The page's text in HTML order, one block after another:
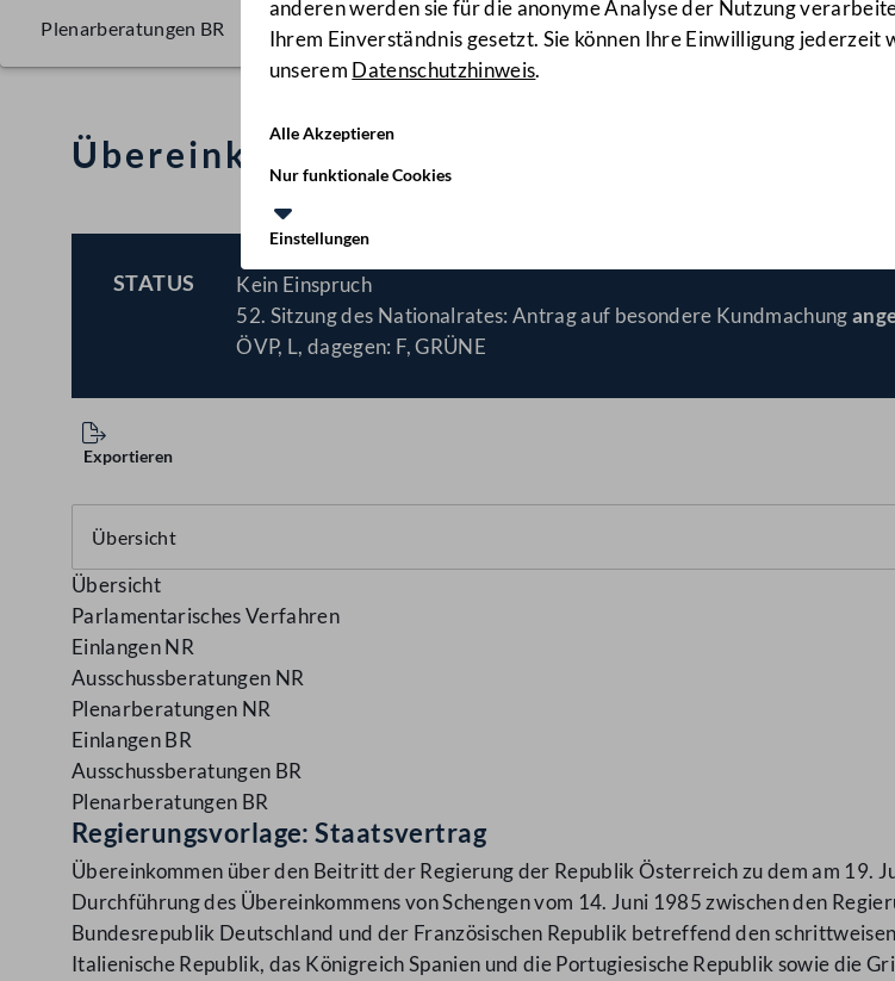
anderen werden sie für die anonyme Analyse der Nutzung
Ihrem Einverständnis gesetzt. Sie können Ihre Einwilligung
unserem Datenschutzhinweis.
Alle Akzeptieren
Nur funktionale Cookies
Einstellungen
Übereinkommen von Schengen
STATUS
BESCHLOSSEN
Kein Einspruch
52. Sitzung des Nationalrates: Antrag auf besondere Kundmachung
ÖVP, L, dagegen: F, GRÜNE
Exportieren
Plenarberatungen BR
Übersicht
Parlamentarisches Verfahren
Einlangen NR
Ausschussberatungen NR
Plenarberatungen NR
Einlangen BR
Ausschussberatungen BR
Plenarberatungen BR
Regierungsvorlage: Staatsvertrag
Übereinkommen über den Beitritt der Regierung der Republik Österreich zu dem am 19.
Durchführung des Übereinkommens von Schengen vom 14. Juni 1985 zwischen den
Bundesrepublik Deutschland und der Französischen Republik betreffend den
Italienische Republik, das Königreich Spanien und die Portugiesische Republik sowie die